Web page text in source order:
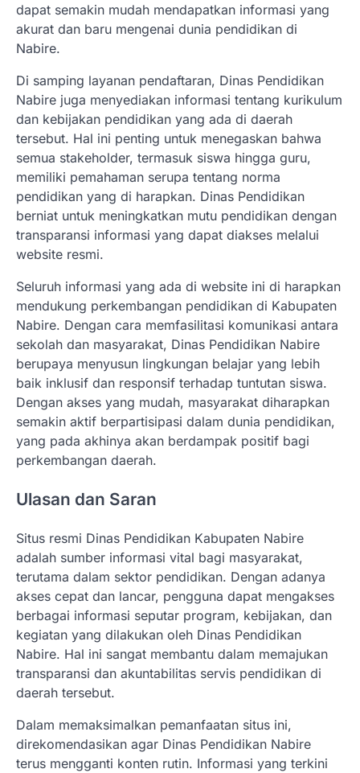
dapat semakin mudah mendapatkan informasi yang
akurat dan baru mengenai dunia pendidikan di
Nabire.
Di samping layanan pendaftaran, Dinas Pendidikan
Nabire juga menyediakan informasi tentang kurikulum
dan kebijakan pendidikan yang ada di daerah
tersebut. Hal ini penting untuk menegaskan bahwa
semua stakeholder, termasuk siswa hingga guru,
memiliki pemahaman serupa tentang norma
pendidikan yang di harapkan. Dinas Pendidikan
berniat untuk meningkatkan mutu pendidikan dengan
transparansi informasi yang dapat diakses melalui
website resmi.
Seluruh informasi yang ada di website ini di harapkan
mendukung perkembangan pendidikan di Kabupaten
Nabire. Dengan cara memfasilitasi komunikasi antara
sekolah dan masyarakat, Dinas Pendidikan Nabire
berupaya menyusun lingkungan belajar yang lebih
baik inklusif dan responsif terhadap tuntutan siswa.
Dengan akses yang mudah, masyarakat diharapkan
semakin aktif berpartisipasi dalam dunia pendidikan,
yang pada akhinya akan berdampak positif bagi
perkembangan daerah.
Ulasan dan Saran
Situs resmi Dinas Pendidikan Kabupaten Nabire
adalah sumber informasi vital bagi masyarakat,
terutama dalam sektor pendidikan. Dengan adanya
akses cepat dan lancar, pengguna dapat mengakses
berbagai informasi seputar program, kebijakan, dan
kegiatan yang dilakukan oleh Dinas Pendidikan
Nabire. Hal ini sangat membantu dalam memajukan
transparansi dan akuntabilitas servis pendidikan di
daerah tersebut.
Dalam memaksimalkan pemanfaatan situs ini,
direkomendasikan agar Dinas Pendidikan Nabire
terus mengganti konten rutin. Informasi yang terkini